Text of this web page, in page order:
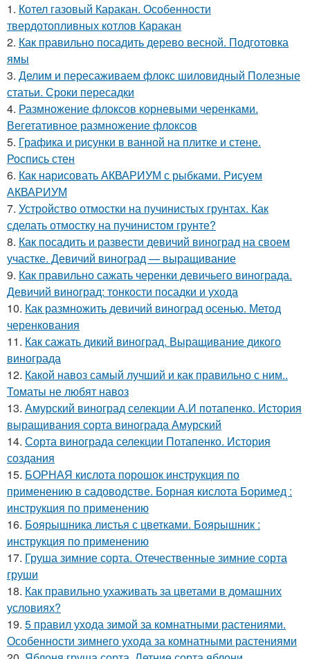
1. Котел газовый Каракан. Особенности
твердотопливных котлов Каракан
2. Как правильно посадить дерево весной. Подготовка
ямы
3. Делим и пересаживаем флокс шиловидный Полезные
статьи. Сроки пересадки
4. Размножение флоксов корневыми черенками.
Вегетативное размножение флоксов
5. Графика и рисунки в ванной на плитке и стене.
Роспись стен
6. Как нарисовать АКВАРИУМ с рыбками. Рисуем
АКВАРИУМ
7. Устройство отмостки на пучинистых грунтах. Как
сделать отмостку на пучинистом грунте?
8. Как посадить и развести девичий виноград на своем
участке. Девичий виноград — выращивание
9. Как правильно сажать черенки девичьего винограда.
Девичий виноград: тонкости посадки и ухода
10. Как размножить девичий виноград осенью. Метод
черенкования
11. Как сажать дикий виноград. Выращивание дикого
винограда
12. Какой навоз самый лучший и как правильно с ним..
Томаты не любят навоз
13. Амурский виноград селекции А.И потапенко. История
выращивания сорта винограда Амурский
14. Сорта винограда селекции Потапенко. История
создания
15. БОРНАЯ кислота порошок инструкция по
применению в садоводстве. Борная кислота Боримед :
инструкция по применению
16. Боярышника листья с цветками. Боярышник :
инструкция по применению
17. Груша зимние сорта. Отечественные зимние сорта
груши
18. Как правильно ухаживать за цветами в домашних
условиях?
19. 5 правил ухода зимой за комнатными растениями.
Особенности зимнего ухода за комнатными растениями